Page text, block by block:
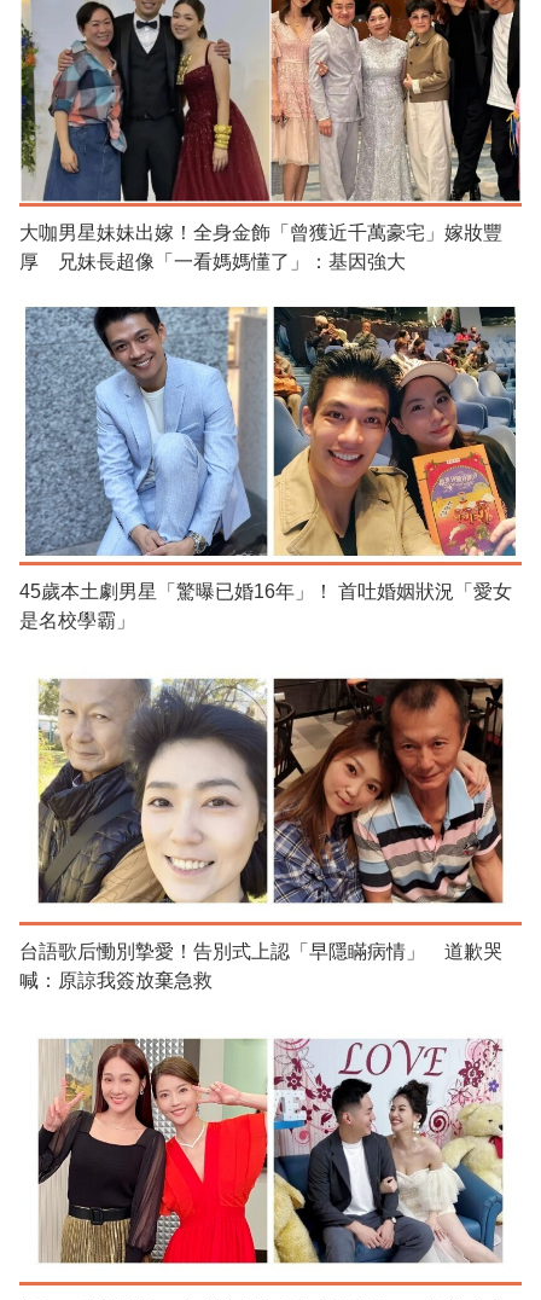
大咖男星妹妹出嫁！全身金飾「曾獲近千萬豪宅」嫁妝豐
厚 兄妹長超像「一看媽媽懂了」：基因強大
45歲本土劇男星「驚曝已婚16年」！ 首吐婚姻狀況「愛女
是名校學霸」
台語歌后慟別摯愛！告別式上認「早隱瞞病情」 道歉哭
喊：原諒我簽放棄急救